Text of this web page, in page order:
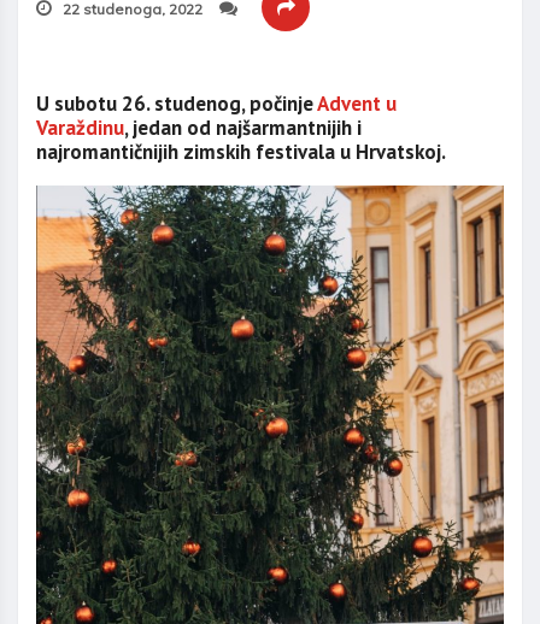
22 studenoga, 2022
U subotu 26. studenog, počinjeAdvent u
Varaždinu, jedan od najšarmantnijih i
najromantičnijih zimskih festivala u Hrvatskoj.